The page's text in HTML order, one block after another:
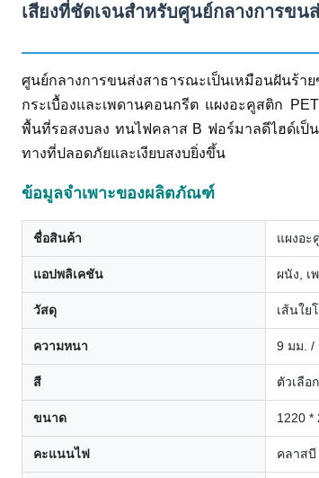
เสียงที่ชัดเจนสำหรับศูนย์กลางการข
ศูนย์กลางการขนส่งสาธารณะเป็นเหมือนฝันร้
กระเบื้องและเพดานคอนกรีต แผงอะคูสติก
พื้นที่รอสงบลง ทนไฟคลาส B ฟอร์มาลดีไฮด์เป็
ทางที่ปลอดภัยและเงียบสงบยิ่งขึ้น
ข้อมูลจำเพาะของผลิตภัณฑ์
ชื่อสินค้า แผงอะ
แอปพลิเคชัน ผนัง, เ
วัสดุ เส้นใย
ความหนา 9 มม. /
สี ตัวเลือ
ขนาด 1220 *
คะแนนไฟ คลาสบี